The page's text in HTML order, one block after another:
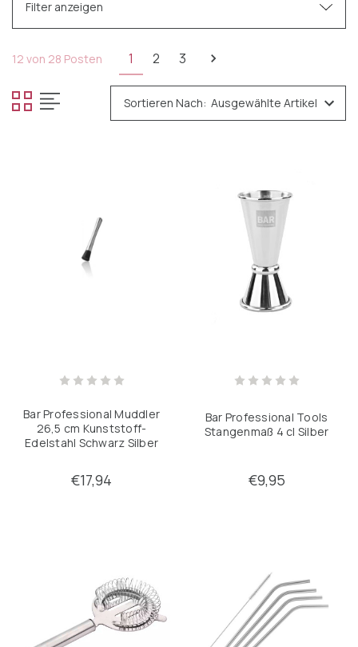
Filter anzeigen
Kategorien
Besteck
Cocktail-Shaker
Weinkühler
Küchengeräte
Keine Filter angewendet
12 von 28 Posten 1 2 3
Sortieren Nach:
Bar Professional Muddler
26,5 cm Kunststoff-
Edelstahl Schwarz Silber
€17,94
Bar Professional Tools
Stangenmaß 4 cl Silber
€9,95